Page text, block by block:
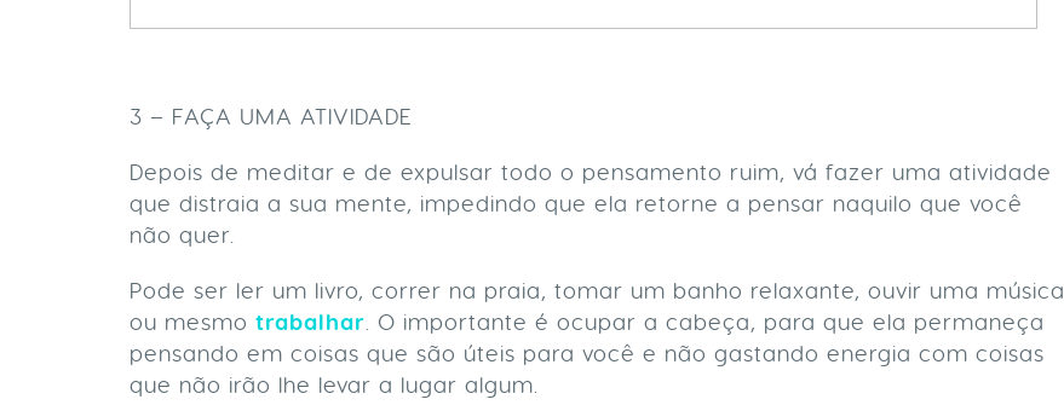
3 – FAÇA UMA ATIVIDADE
Depois de meditar e de expulsar todo o pensamento ruim, vá fazer uma atividade
que distraia a sua mente, impedindo que ela retorne a pensar naquilo que você
não quer.
Pode ser ler um livro, correr na praia, tomar um banho relaxante, ouvir uma música
ou mesmo trabalhar. O importante é ocupar a cabeça, para que ela permaneça
pensando em coisas que são úteis para você e não gastando energia com coisas
que não irão lhe levar a lugar algum.